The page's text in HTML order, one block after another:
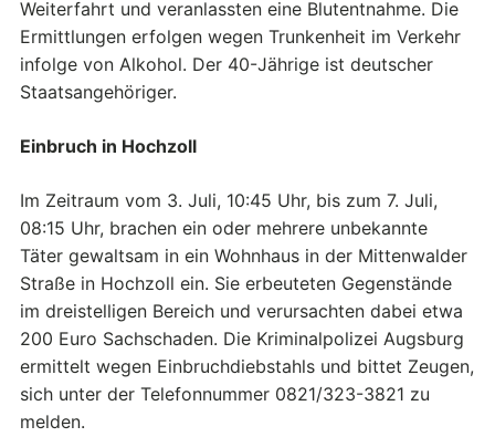
Weiterfahrt und veranlassten eine Blutentnahme. Die
Ermittlungen erfolgen wegen Trunkenheit im Verkehr
infolge von Alkohol. Der 40-Jährige ist deutscher
Staatsangehöriger.
Einbruch in Hochzoll
Im Zeitraum vom 3. Juli, 10:45 Uhr, bis zum 7. Juli,
08:15 Uhr, brachen ein oder mehrere unbekannte
Täter gewaltsam in ein Wohnhaus in der Mittenwalder
Straße in Hochzoll ein. Sie erbeuteten Gegenstände
im dreistelligen Bereich und verursachten dabei etwa
200 Euro Sachschaden. Die Kriminalpolizei Augsburg
ermittelt wegen Einbruchdiebstahls und bittet Zeugen,
sich unter der Telefonnummer 0821/323-3821 zu
melden.